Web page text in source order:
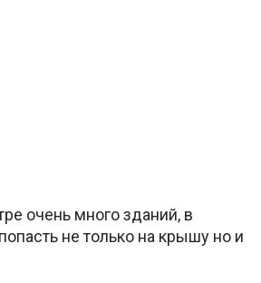
очень много зданий, в
не только на крышу но и